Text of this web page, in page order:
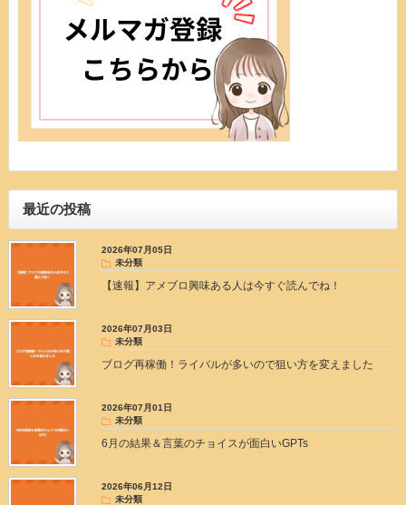
最近の投稿
2026年07月05日
未分類
【速報】アメブロ興味ある人は今すぐ読んでね！
2026年07月03日
未分類
ブログ再稼働！ライバルが多いので狙い方を変えました
2026年07月01日
未分類
6月の結果＆言葉のチョイスが面白いGPTs
2026年06月12日
未分類